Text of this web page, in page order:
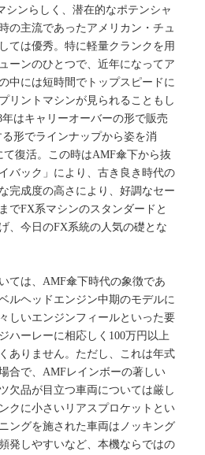
シンらしく、潜在的なポテンシャ
の主流であったアメリカン・チュ
ては優秀。特に軽量クランクを用
ーンのひとつで、近年になってア
中には短時間でトップスピードに
リントマシンが見られることもし
はキャリーオーバーの形で販売
形でラインナップから姿を消
て復活。この時はAMF傘下から抜
バック」により、古き良き時代の
完成度の高さにより、好調なセー
でFX系マシンのスタンダードと
、今日のFX系統の人気の礎とな
ては、AMF傘下時代の象徴であ
ルヘッドエンジン中期のモデルに
しいエンジンフィールといった要
ハーレーに相応しく100万円以上
ありません。ただし、これは年式
合で、AMFレインボーの著しい
欠品が目立つ車両については厳し
クに小さいリアスプロケットとい
ングを施された車両はノッキング
発しやすいなど、本機ならではの